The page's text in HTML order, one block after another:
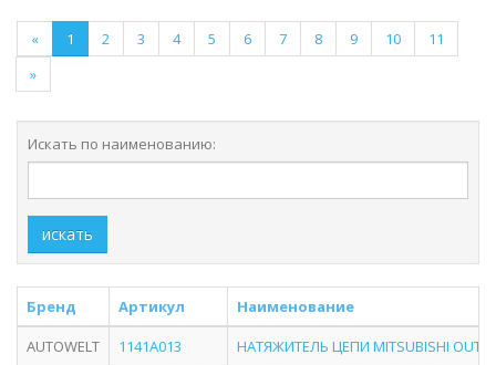
« 1 2 3 4 5 6 7 8 9 10
11
»
Искать по наименованию:
искать
Бренд Артикул
Наименование
AUTOWELT
1141A013
НАТЯЖИТЕЛЬ ЦЕПИ MITSUBISHI